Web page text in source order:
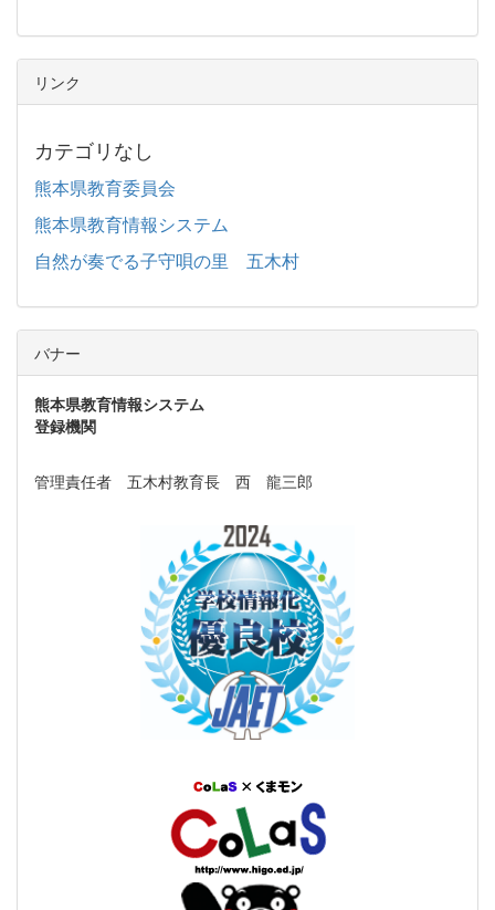
リンク
カテゴリなし
熊本県教育委員会
熊本県教育情報システム
自然が奏でる子守唄の里 五木村
バナー
熊本県教育情報システム
登録機関
管理責任者 五木村教育長 西 龍三郎